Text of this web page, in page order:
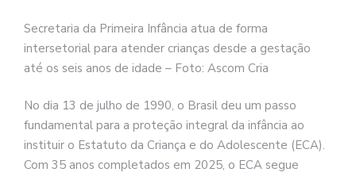
Secretaria da Primeira Infância atua de forma
intersetorial para atender crianças desde a gestação
até os seis anos de idade – Foto: Ascom Cria
No dia 13 de julho de 1990, o Brasil deu um passo
fundamental para a proteção integral da infância ao
instituir o Estatuto da Criança e do Adolescente (ECA).
Com 35 anos completados em 2025, o ECA segue